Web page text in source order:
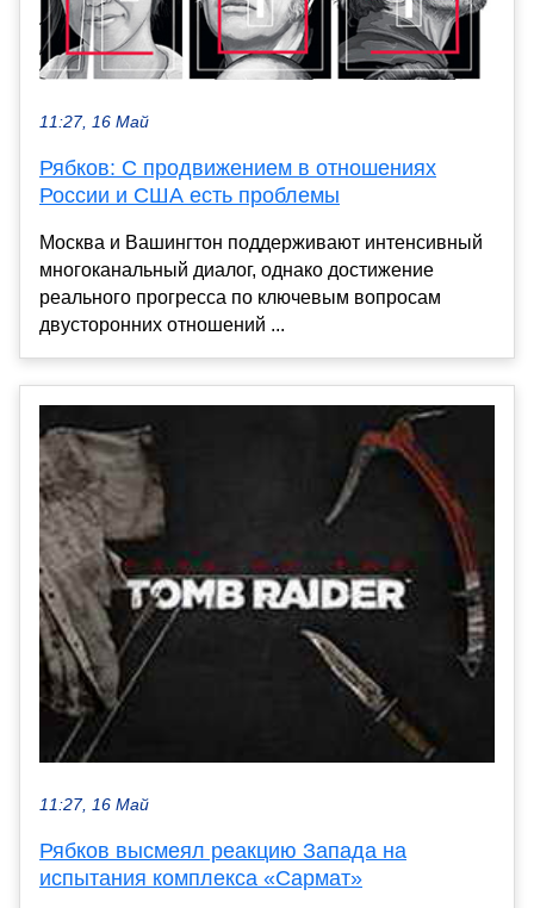
11:27, 16 Май
Рябков: С продвижением в отношениях
России и США есть проблемы
Москва и Вашингтон поддерживают интенсивный
многоканальный диалог, однако достижение
реального прогресса по ключевым вопросам
двусторонних отношений ...
11:27, 16 Май
Рябков высмеял реакцию Запада на
испытания комплекса «Сармат»